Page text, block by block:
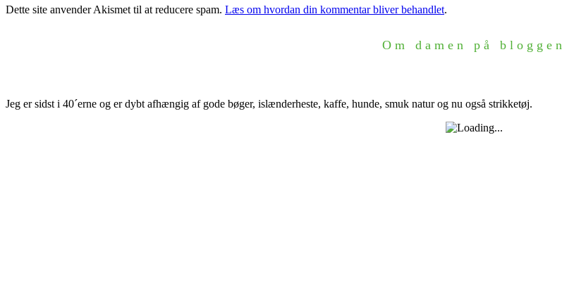
Dette site anvender Akismet til at reducere spam. Læs om hvordan din kommentar bliver behandlet.
Om damen på bloggen
Jeg er sidst i 40´erne og er dybt afhængig af gode bøger, islænderheste, kaffe, hunde, smuk natur og nu også strikketøj.